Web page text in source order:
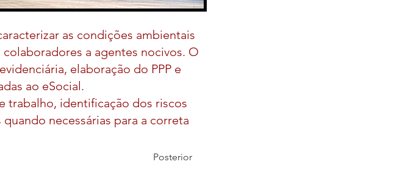
as condições ambientais
a agentes nocivos. O
elaboração do PPP e
ao eSocial.
trabalho, identificação dos riscos
necessárias para a correta
Posterior